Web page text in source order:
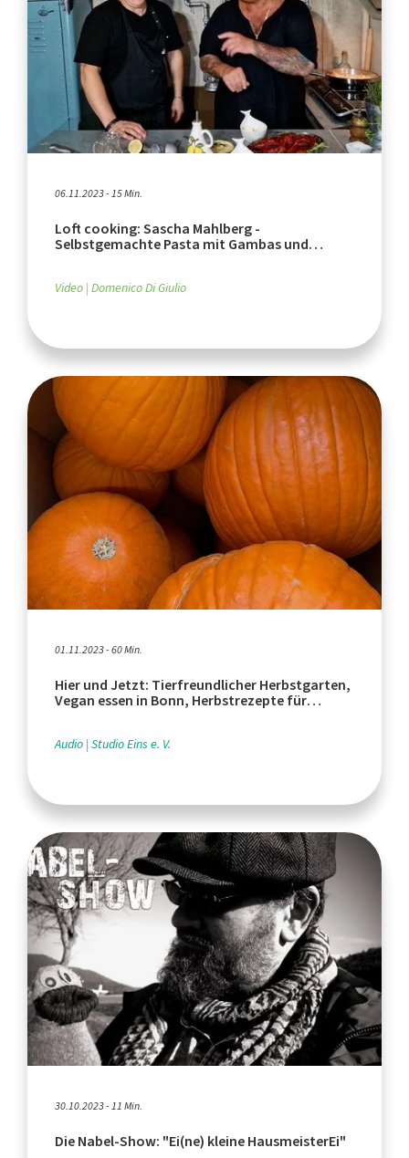
06.11.2023 - 15 Min.
Loft cooking: Sascha Mahlberg -
Selbstgemachte Pasta mit Gambas und
Video Domenico Di Giulio
01.11.2023 - 60 Min.
Hier und Jetzt: Tierfreundlicher Herbstgarten,
Vegan essen in Bonn, Herbstrezepte für
Audio Studio Eins e. V.
30.10.2023 - 11 Min.
Die Nabel-Show: "Ei(ne) kleine HausmeisterEi"